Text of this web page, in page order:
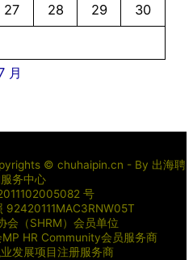
27 28 29 30
月
© chuhaipin.cn - By 出海聘
务中心
号
92420111MAC3RNW05T
会（SHRM）会员单位
HR Community会员服务商
发展项目注册服务商